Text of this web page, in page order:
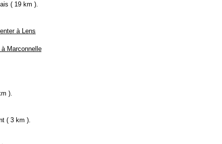
( 19 km ).
à Lens
Marconnelle
).
( 3 km ).